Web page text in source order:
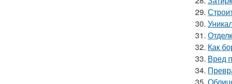
29.
30.
31.
32. Как
33. Вред
34.